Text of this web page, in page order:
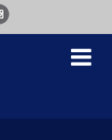
Toggle